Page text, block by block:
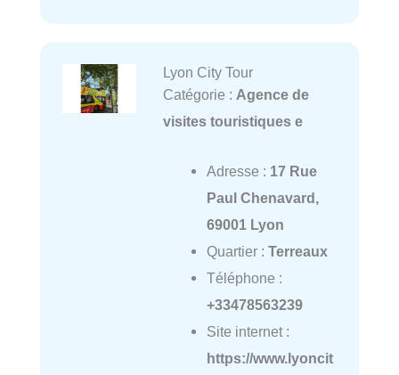
Lyon City Tour
Catégorie : Agence de
visites touristiques e
Adresse : 17 Rue
Paul Chenavard,
69001 Lyon
Quartier : Terreaux
Téléphone :
+33478563239
Site internet :
https://www.lyoncit